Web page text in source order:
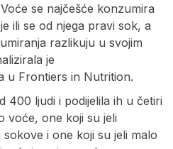
se najčešće konzumira
ili se od njega pravi sok, a
razlikuju u svojim
je
u Frontiers in Nutrition.
400 ljudi i podijelila ih u četiri
voće, one koji su jeli
i one koji su jeli malo